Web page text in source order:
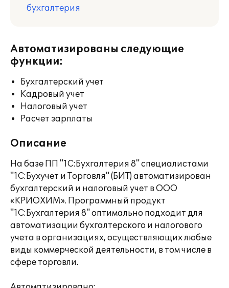
бухгалтерия
Автоматизированы следующие
функции:
Бухгалтерский учет
Кадровый учет
Налоговый учет
Расчет зарплаты
Описание
На базе ПП "1С:Бухгалтерия 8" специалистами
"1С:Бухучет и Торговля" (БИТ) автоматизирован
бухгалтерский и налоговый учет в ООО
«КРИОХИМ». Программный продукт
"1C:Бухгалтерия 8" оптимально подходит для
автоматизации бухгалтерского и налогового
учета в организациях, осуществляющих любые
виды коммерческой деятельности, в том числе в
сфере торговли.